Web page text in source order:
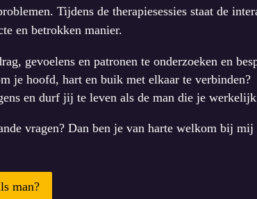
Tijdens de therapiesessies staat de
en betrokken manier.
gevoelens en patronen te onderzoeken en
je hoofd, hart en buik met elkaar te verbinden?
en durf jij te leven als de man die je
vragen? Dan ben je van harte welkom bij
man?